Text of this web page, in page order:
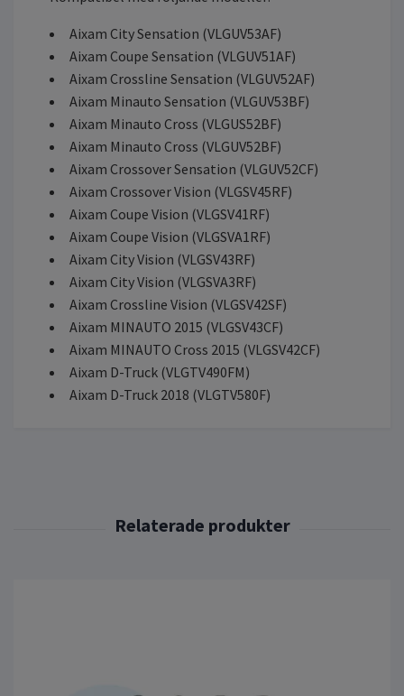
Aixam City Sensation (VLGUV53AF)
Aixam Coupe Sensation (VLGUV51AF)
Aixam Crossline Sensation (VLGUV52AF)
Aixam Minauto Sensation (VLGUV53BF)
Aixam Minauto Cross (VLGUS52BF)
Aixam Minauto Cross (VLGUV52BF)
Aixam Crossover Sensation (VLGUV52CF)
Aixam Crossover Vision (VLGSV45RF)
Aixam Coupe Vision (VLGSV41RF)
Aixam Coupe Vision (VLGSVA1RF)
Aixam City Vision (VLGSV43RF)
Aixam City Vision (VLGSVA3RF)
Aixam Crossline Vision (VLGSV42SF)
Aixam MINAUTO 2015 (VLGSV43CF)
Aixam MINAUTO Cross 2015 (VLGSV42CF)
Aixam D-Truck (VLGTV490FM)
Aixam D-Truck 2018 (VLGTV580F)